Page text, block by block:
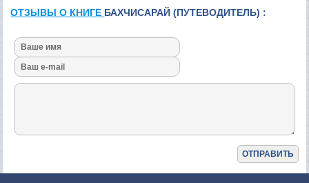
ОТЗЫВЫ О КНИГЕ БАХЧИСАРАЙ (ПУТЕВОДИТЕЛЬ) :